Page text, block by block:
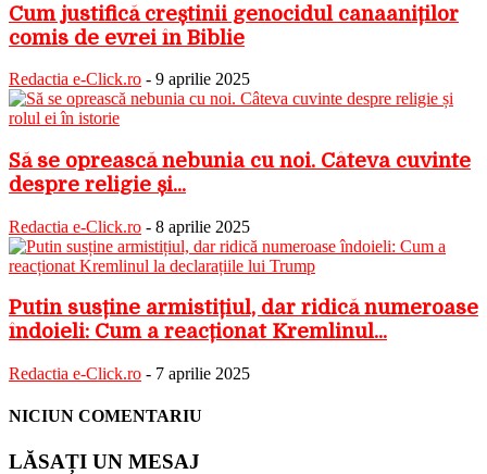
Cum justifică creștinii genocidul canaaniților
comis de evrei în Biblie
Redactia e-Click.ro - 9 aprilie 2025
Să se oprească nebunia cu noi. Câteva cuvinte
despre religie și...
Redactia e-Click.ro - 8 aprilie 2025
Putin susține armistițiul, dar ridică numeroase
îndoieli: Cum a reacționat Kremlinul...
Redactia e-Click.ro - 7 aprilie 2025
NICIUN COMENTARIU
LĂSAȚI UN MESAJ